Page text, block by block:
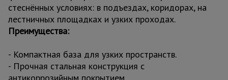
стеснённых условиях: в подъездах, коридорах, на
лестничных площадках и узких проходах.
Преимущества:
- Компактная база для узких пространств.
- Прочная стальная конструкция с
антикоррозийным покрытием.